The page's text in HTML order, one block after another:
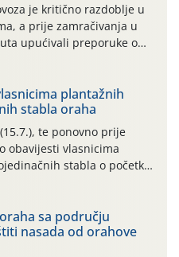
je kritično razdoblje u
a prije zamračivanja u
upućivali preporuke o
od najčešćih
fagnih grinja (23.7., 14.7.,
je zabilježeno je
razdoblje, uz
plantažnih
stabla oraha
te ponovno prije
obavijesti vlasnicima
stabla o početku
suzbijanja
Već dvanaest dana
udar”, koji naročito
05.8.), jer najviše
[…]
sa području
nasada od orahove